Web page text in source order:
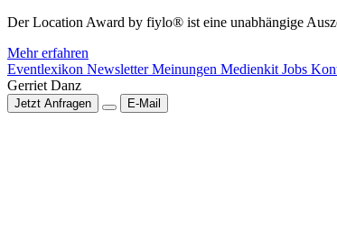
Der Location Award by fiylo® ist eine unabhängige
Mehr erfahren
Eventlexikon NewsletterMeinungen Medienkit Jobs
Gerriet Danz
Jetzt Anfragen E-Mail